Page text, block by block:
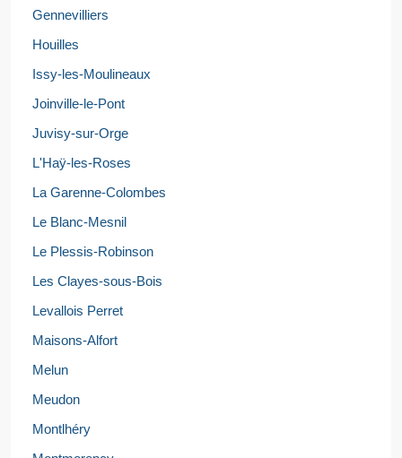
Gennevilliers
Houilles
Issy-les-Moulineaux
Joinville-le-Pont
Juvisy-sur-Orge
L'Haÿ-les-Roses
La Garenne-Colombes
Le Blanc-Mesnil
Le Plessis-Robinson
Les Clayes-sous-Bois
Levallois Perret
Maisons-Alfort
Melun
Meudon
Montlhéry